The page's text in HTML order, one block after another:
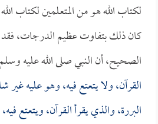
لكتاب الله هو من المتعلمين لكتاب
كان ذلك بتفاوت عظيم الدرجات،
الصحيح، أن النبي صلى الله عليه
القرآن، ولا يتعتع فيه، وهو عليه
البررة، والذي يقرأ القرآن، ويتعتع